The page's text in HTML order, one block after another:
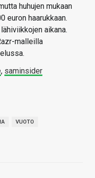
huhujen mukaan
euron haarukkaan.
aikana.
malleilla
, saminsider
VUOTO